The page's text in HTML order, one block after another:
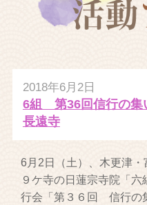
2018年6月2日
6組 第36回信行の
長遠寺
6月2日（土）、木更津・
９ケ寺の日蓮宗寺院「
行会「第３６回 信行の